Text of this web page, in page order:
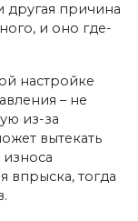
другая причина
и оно где-
настройке
– не
из-за
вытекать
впрыска, тогда